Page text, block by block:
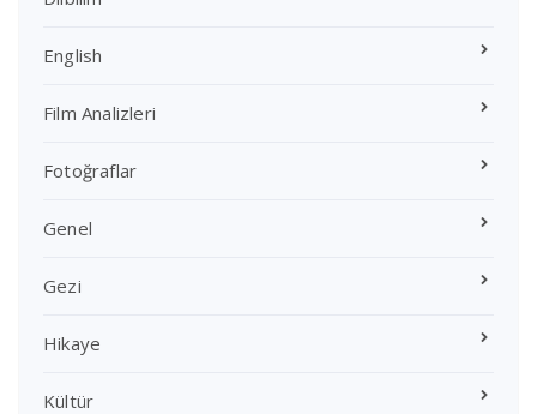
English
Film Analizleri
Fotoğraflar
Genel
Gezi
Hikaye
Kültür